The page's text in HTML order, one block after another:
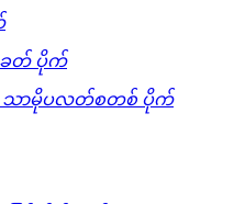
ခတ် ပိုက်
င့် သာမိုပလတ်စတစ် ပိုက်